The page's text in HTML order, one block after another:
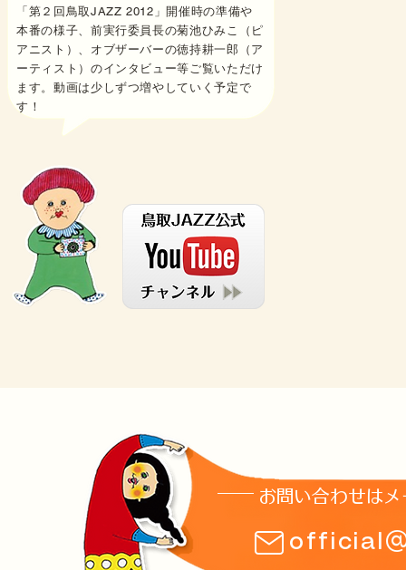
「第２回鳥取JAZZ 2012」開催時の準備や
本番の様子、前実行委員長の菊池ひみこ（ピ
アニスト）、オブザーバーの徳持耕一郎（ア
ーティスト）のインタビュー等ご覧いただけ
ます。動画は少しずつ増やしていく予定で
す！
お問い合わせは